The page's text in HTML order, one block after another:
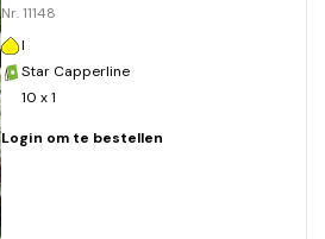
Nr. 11148
I
Star Capperline
10 x 1
Login om te bestellen